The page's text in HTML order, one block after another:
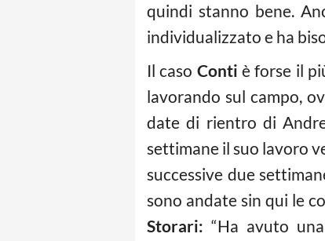
quindi stanno bene.
individualizzato e ha
Il caso Conti è forse il
lavorando sul campo,
date di rientro di
settimane il suo lavoro
successive due
sono andate sin qui le
Storari: “Ha avuto